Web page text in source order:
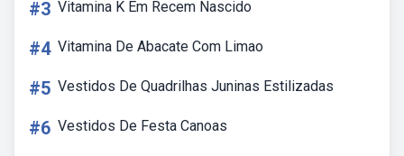
#3 Vitamina K Em Recem Nascido
#4 Vitamina De Abacate Com Limao
#5 Vestidos De Quadrilhas Juninas Estilizadas
#6 Vestidos De Festa Canoas